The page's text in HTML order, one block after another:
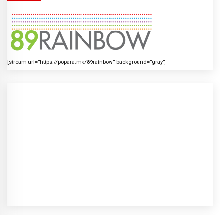
[stream url=”https://popara.mk/89rainbow” background=”gray”]